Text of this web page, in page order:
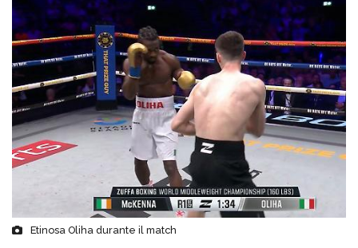
Etinosa Oliha durante il match